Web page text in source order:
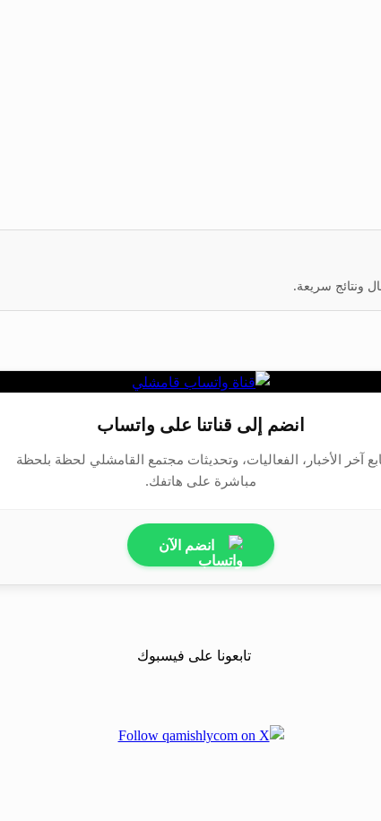
ونتائج سريعة.
انضم إلى قناتنا على واتساب
آخر الأخبار، الفعاليات، وتحديثات مجتمع القامشلي لحظة بلحظة
مباشرة على هاتفك.
انضم الآن